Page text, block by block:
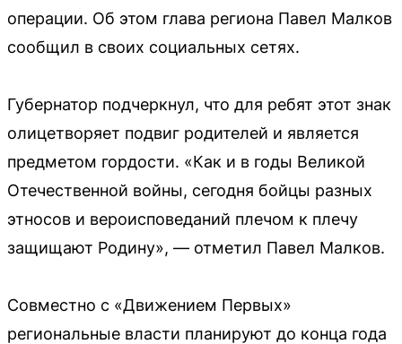
операции. Об этом глава региона Павел Малков
сообщил в своих социальных сетях.
Губернатор подчеркнул, что для ребят этот знак
олицетворяет подвиг родителей и является
предметом гордости. «Как и в годы Великой
Отечественной войны, сегодня бойцы разных
этносов и вероисповеданий плечом к плечу
защищают Родину», — отметил Павел Малков.
Совместно с «Движением Первых»
региональные власти планируют до конца года